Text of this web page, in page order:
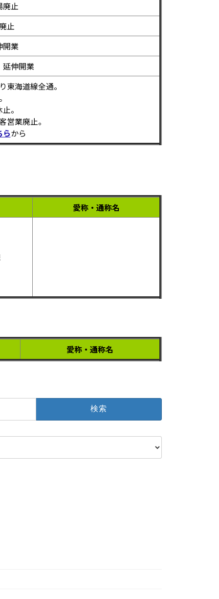
廃止
止
開業
延伸開業
東海道線全通。
。
営業廃止。
らから
愛称・通称名
愛称・通称名